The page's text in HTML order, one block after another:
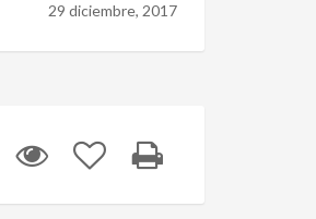
29 diciembre, 2017